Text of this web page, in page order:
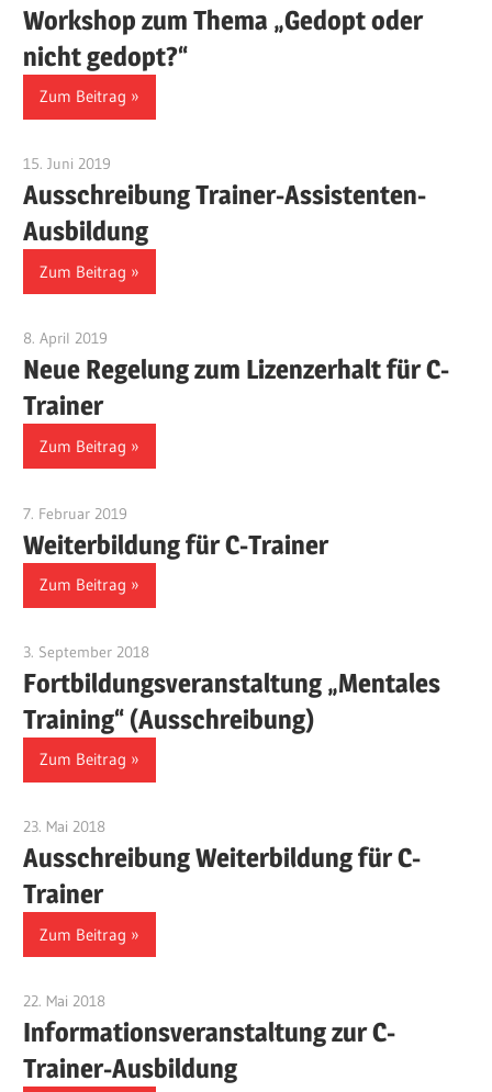
Workshop zum Thema „Gedopt oder
nicht gedopt?“
Zum Beitrag
15. Juni 2019
Ausschreibung Trainer-Assistenten-
Ausbildung
Zum Beitrag
8. April 2019
Neue Regelung zum Lizenzerhalt für C-
Trainer
Zum Beitrag
7. Februar 2019
Weiterbildung für C-Trainer
Zum Beitrag
3. September 2018
Fortbildungsveranstaltung „Mentales
Training“ (Ausschreibung)
Zum Beitrag
23. Mai 2018
Ausschreibung Weiterbildung für C-
Trainer
Zum Beitrag
22. Mai 2018
Informationsveranstaltung zur C-
Trainer-Ausbildung